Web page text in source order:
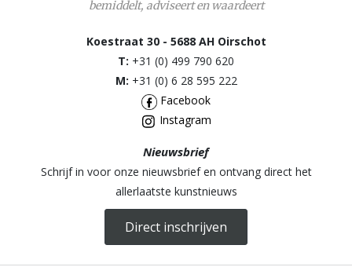
bemiddelt, adviseert en waardeert
Koestraat 30 - 5688 AH Oirschot
T: +31 (0) 499 790 620
M: +31 (0) 6 28 595 222
Facebook
Instagram
Nieuwsbrief
Schrijf in voor onze nieuwsbrief en ontvang direct het
allerlaatste kunstnieuws
Direct inschrijven